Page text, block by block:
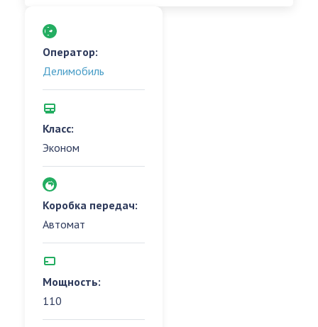
Оператор:
Делимобиль
Класс:
Эконом
Коробка передач:
Автомат
Мощность:
110